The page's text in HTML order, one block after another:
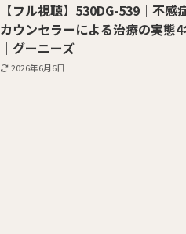
【フル視聴】530DG-539｜不感
カウンセラーによる治療の実態
｜グーニーズ
2026年6月6日